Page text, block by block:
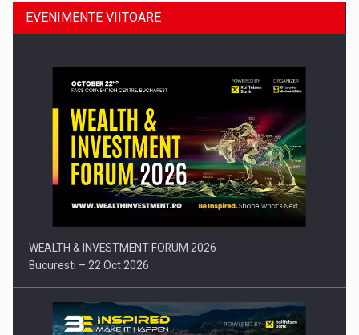
Comunicat de presa: Joburile part-time reincep sa intre pe…
EVENIMENTE VIITOARE
WEALTH & INVESTMENT FORUM 2026
Bucuresti – 22 Oct 2026